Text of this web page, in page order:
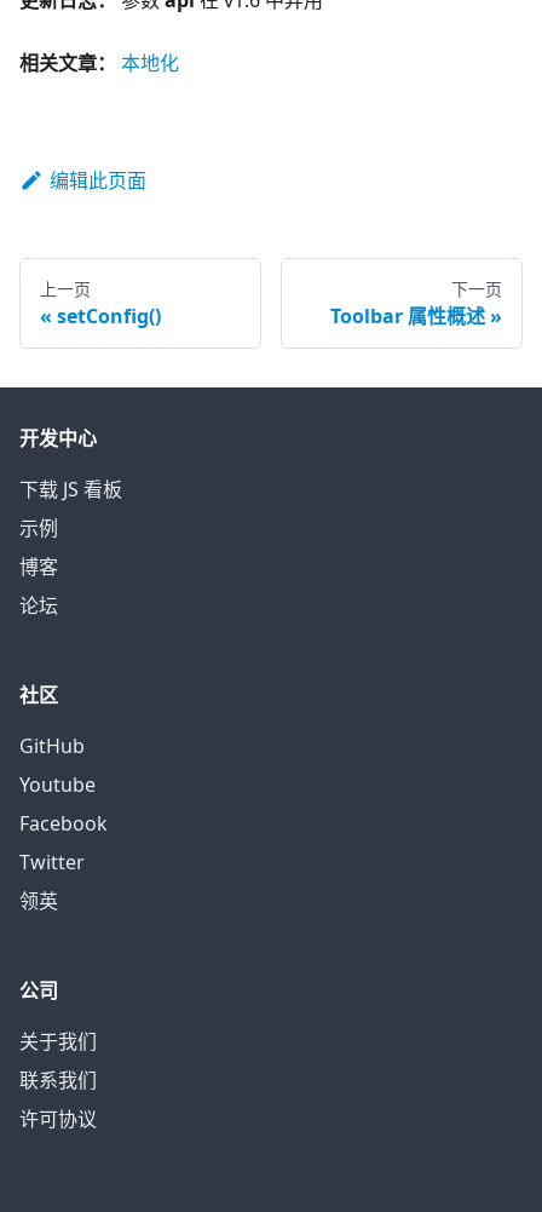
相关文章： 本地化
编辑此页面
上一页
setConfig()
下一页
Toolbar 属性概述
开发中心
下载 JS 看板
示例
博客
论坛
社区
GitHub
Youtube
Facebook
Twitter
领英
公司
关于我们
联系我们
许可协议